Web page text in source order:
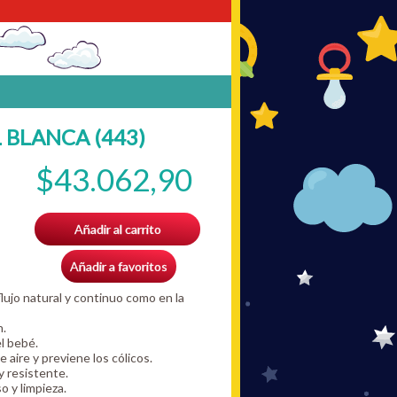
BLANCA (443)
$43.062,90
Añadir al carrito
Añadir a favoritos
natural y continuo como en la
bebé.
aire y previene los cólicos.
resistente.
y limpieza.